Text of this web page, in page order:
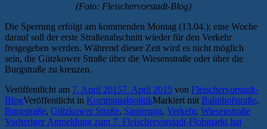
(Foto: Fleischervorstadt-Blog)
Die Sperrung erfolgt am kommenden Montag (13.04.); eine Woche
darauf soll der erste Straßenabschnitt wieder für den Verkehr
freigegeben werden. Während dieser Zeit wird es nicht möglich
sein, die Gützkower Straße über die Wiesenstraße oder über die
Burgstraße zu kreuzen.
Veröffentlicht am 7. April 20157. April 2015 von Fleischervorstadt-
BlogVeröffentlicht in KommunalpolitikMarkiert mit Bahnhofstraße,
Burgstraße, Gützkower Straße, Sanierung, Verkehr, Wiesenstraße
Beitragsnavigation
Vorheriger Vorheriger
Anmeldung zum 7. Fleischervorstadt-Flohmarkt hat